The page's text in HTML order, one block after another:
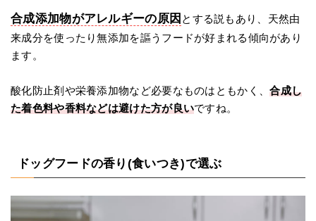
合成添加物がアレルギーの原因 とする説もあり、天然由
来成分を使ったり無添加を謳うフードが好まれる傾向があり
ます。
酸化防止剤や栄養添加物など必要なものはともかく、合成し
た着色料や香料などは避けた方が良いですね。
ドッグフードの香り(食いつき)で選ぶ